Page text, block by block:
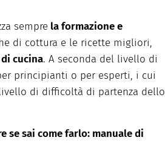
sempre la formazione e
di cottura e le ricette migliori,
cucina. A seconda del livello di
principianti o per esperti, i cui
di difficoltà di partenza dello
se sai come farlo: manuale di